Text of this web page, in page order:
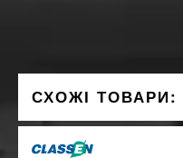
СХОЖІ ТОВАРИ: